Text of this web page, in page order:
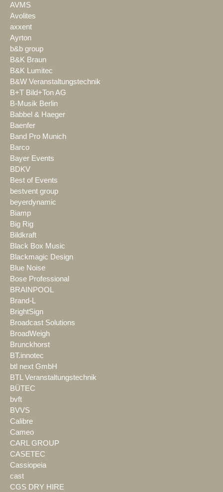
AVMS
Avolites
axxent
Ayrton
b&b group
B&K Braun
B&K Lumitec
B&W Veranstaltungstechnik
B+T Bild+Ton AG
B-Musik Berlin
Babbel & Haeger
Baenfer
Band Pro Munich
Barco
Bayer Events
BDKV
Best of Events
bestvent group
beyerdynamic
Biamp
Big Rig
Bildkraft
Black Box Music
Blackmagic Design
Blue Noise
Bose Professional
BRAINPOOL
Brand-L
BrightSign
Broadcast Solutions
BroadWeigh
Brunckhorst
BT.innotec
btl next GmbH
BTL Veranstaltungstechnik
BÜTEC
bvft
BVVS
Calibre
Cameo
CARL GROUP
CASETEC
Cassiopeia
cast
CGS DRY HIRE